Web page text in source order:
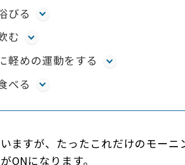
びる
む
軽めの運動をする
べる
ますが、たったこれだけのモー
ONになります。